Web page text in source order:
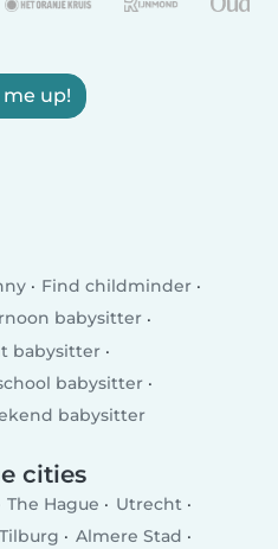
me up!
Find childminder
babysitter
babysitter
babysitter
babysitter
cities
The Hague
Utrecht
Tilburg
Almere Stad